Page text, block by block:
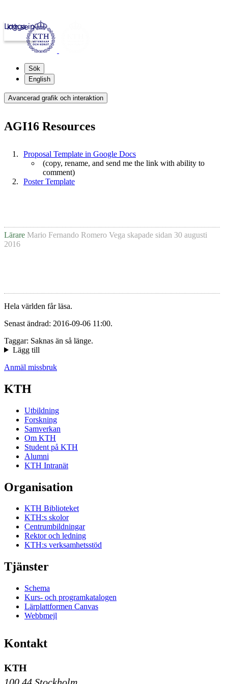
kth.se
Logga in
Sök
English
Avancerad grafik och interaktion
AGI16 Resources
Proposal Template in Google Docs
(copy, rename, and send me the link with ability to
comment)
Poster Template
Lärare Mario Fernando Romero Vega skapade sidan 30 augusti
2016
Hela världen får läsa.
Senast ändrad: 2016-09-06 11:00.
Taggar: Saknas än så länge.
Lägg till
Anmäl missbruk
KTH
Utbildning
Forskning
Samverkan
Om KTH
Student på KTH
Alumni
KTH Intranät
Organisation
KTH Biblioteket
KTH:s skolor
Centrumbildningar
Rektor och ledning
KTH:s verksamhetsstöd
Tjänster
Schema
Kurs- och programkatalogen
Lärplattformen Canvas
Webbmejl
Kontakt
KTH